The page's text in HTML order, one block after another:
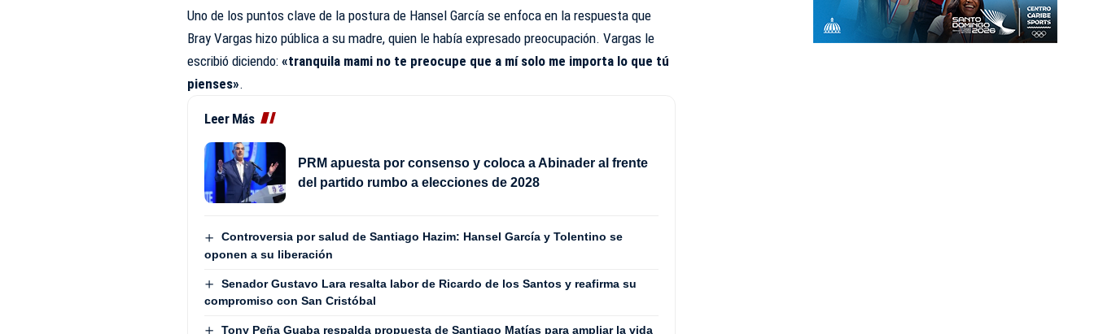
Uno de los puntos clave de la postura de Hansel García se enfoca en la respuesta que
Bray Vargas hizo pública a su madre, quien le había expresado preocupación. Vargas le
escribió diciendo:«tranquila mami no te preocupe que a mí solo me importa lo que tú
pienses».
Leer Más
PRM apuesta por consenso y coloca a Abinader al frente
del partido rumbo a elecciones de 2028
Controversia por salud de Santiago Hazim: Hansel García y Tolentino se
oponen a su liberación
Senador Gustavo Lara resalta labor de Ricardo de los Santos y reafirma su
compromiso con San Cristóbal
Tony Peña Guaba respalda propuesta de Santiago Matías para ampliar la vida